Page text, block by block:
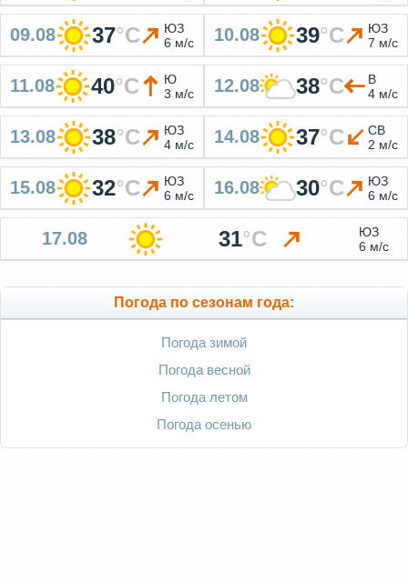
09.08 37°C
ЮЗ
6 м/с
10.08 39°C
ЮЗ
7 м/с
11.08 40°C
Ю
3 м/с
12.08 38°C
В
4 м/с
13.08 38°C
ЮЗ
4 м/с
14.08 37°C
СВ
2 м/с
15.08 32°C
ЮЗ
6 м/с
16.08 30°C
ЮЗ
6 м/с
17.08 31°C
ЮЗ
6 м/с
Погода по сезонам года:
Погода зимой
Погода весной
Погода летом
Погода осенью